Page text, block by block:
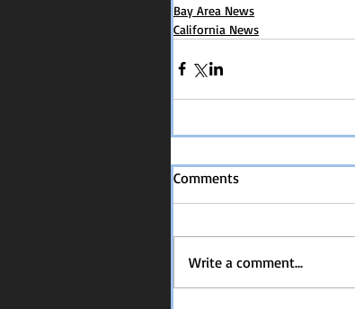
Bay Area News
California News
Comments
Write a comment...